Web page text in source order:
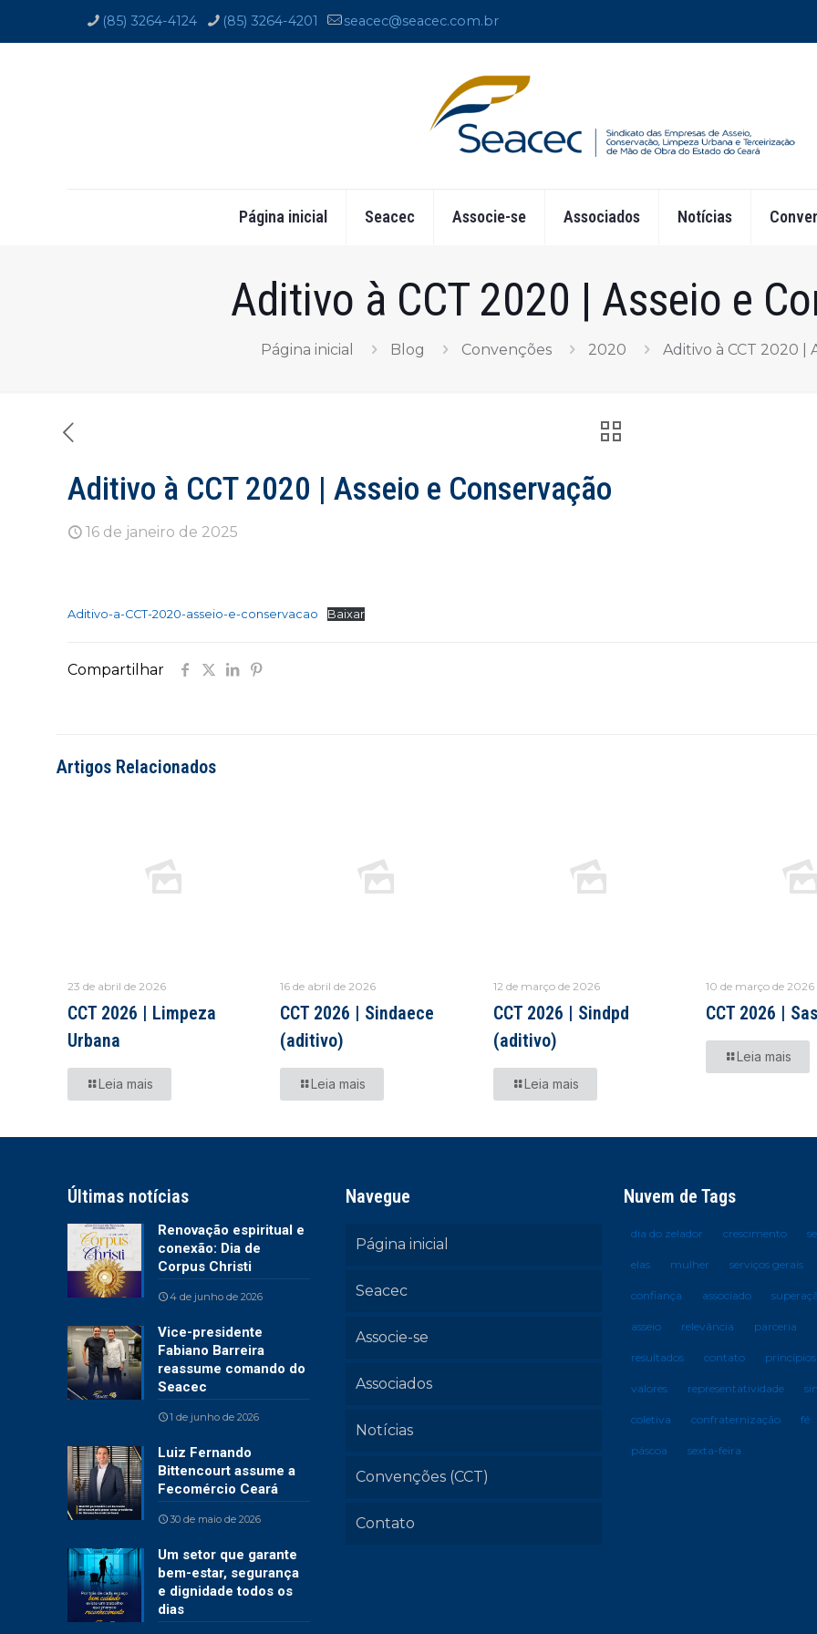
(85) 3264-4124 (85) 3264-4201 seacec@seacec.com.br
Página inicial Seacec Associe-se Associados Notícias
Aditivo à CCT 2020 | Asseio e
Página inicial Blog Convenções 2020 Aditivo à CCT 2020 |
Aditivo à CCT 2020 | Asseio e Conservação
16 de janeiro de 2025
Aditivo-a-CCT-2020-asseio-e-conservacao Baixar
Compartilhar
Artigos Relacionados
23 de abril de 2026
CCT 2026 | Limpeza
Urbana
Leia mais
16 de abril de 2026
CCT 2026 | Sindaece
(aditivo)
Leia mais
12 de março de 2026
CCT 2026 | Sindpd
(aditivo)
Leia mais
10 de março de 2026
CCT 2026 |
Leia mais
Últimas notícias
Renovação espiritual e
conexão: Dia de
Corpus Christi
4 de junho de 2026
Vice-presidente
Fabiano Barreira
reassume comando do
Seacec
1 de junho de 2026
Luiz Fernando
Bittencourt assume a
Fecomércio Ceará
30 de maio de 2026
Um setor que garante
bem-estar, segurança
e dignidade todos os
dias
Navegue
Página inicial
Seacec
Associe-se
Associados
Notícias
Convenções (CCT)
Contato
Nuvem de Tags
dia do zelador crescimento
elas mulher serviços gerais
confiança associado
asseio relevância parceria
resultados contato princípios
valores representatividade
coletiva confraternização fé
páscoa sexta-feira